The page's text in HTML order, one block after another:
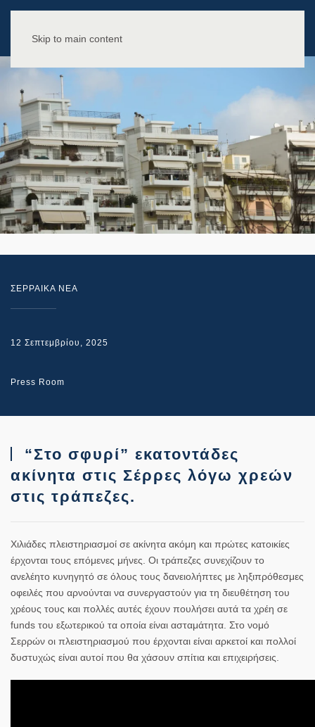
Skip to main content
ΣΕΡΡΑΙΚΑ ΝΕΑ
12 Σεπτεμβρίου, 2025
Press Room
“Στο σφυρί” εκατοντάδες
ακίνητα στις Σέρρες λόγω χρεών
στις τράπεζες.
Χιλιάδες πλειστηριασμοί σε ακίνητα ακόμη και πρώτες κατοικίες
έρχονται τους επόμενες μήνες. Οι τράπεζες συνεχίζουν το
ανελέητο κυνηγητό σε όλους τους δανειολήπτες με ληξιπρόθεσμες
οφειλές που αρνούνται να συνεργαστούν για τη διευθέτηση του
χρέους τους και πολλές αυτές έχουν πουλήσει αυτά τα χρέη σε
funds του εξωτερικού τα οποία είναι ασταμάτητα. Στο νομό
Σερρών οι πλειστηριασμού που έρχονται είναι αρκετοί και πολλοί
δυστυχώς είναι αυτοί που θα χάσουν σπίτια και επιχειρήσεις.